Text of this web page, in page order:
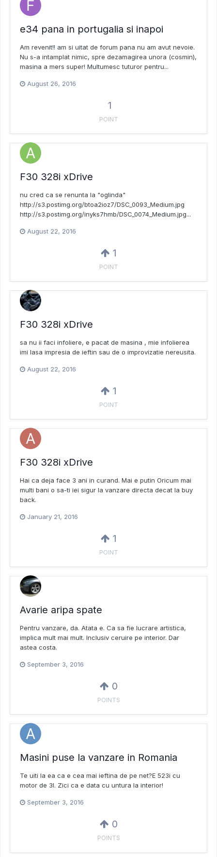
e34 pana in portugalia si inapoi
Am revenit!! am si uitat de forum pana nu am avut nevoie.
Nu s-a intamplat nimic, spre dezamagirea unora (cosmin),
masina a mers super! Multumesc tuturor pentru...
August 26, 2016
1
POINT
F30 328i xDrive
nu cred ca se renunta la "oglinda"
http://s3.postimg.org/btoa2ioz7/DSC_0093_Medium.jpg
http://s3.postimg.org/inyks7hmb/DSC_0074_Medium.jpg...
August 22, 2016
1
POINT
F30 328i xDrive
sa nu ii faci infoliere, e pacat de masina , mie infolierea
imi lasa impresia de ieftin sau de o improvizatie nereusita.
August 22, 2016
1
POINT
F30 328i xDrive
Hai ca deja face 3 ani in curand. Mai e putin Oricum mai
multi bani o sa-ti iei sigur la vanzare directa decat la buy
back.
January 21, 2016
1
POINT
Avarie aripa spate
Pentru vanzare, da. Atata e. Ca sa fie lucrare artistica,
implica mult mai mult. Inclusiv ceruire pe interior. Dar
astea costa.
September 3, 2016
0
POINTS
Masini puse la vanzare in Romania
Te uiti la ea ca e cea mai ieftina de pe net?E 523i cu
motor de 3l. Zici ca e data cu untura la interior!
September 3, 2016
0
POINTS